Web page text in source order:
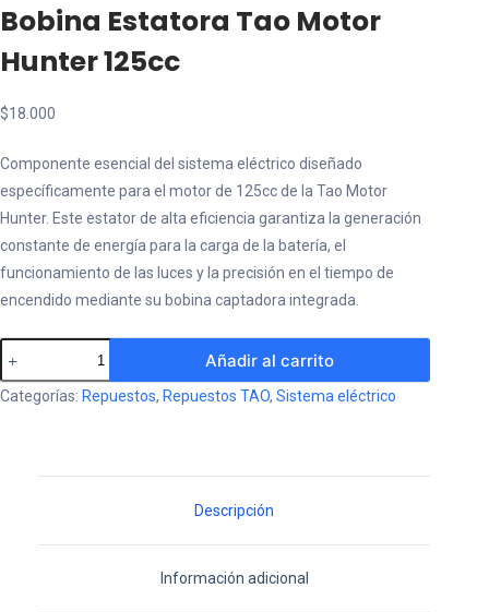
Bobina Estatora Tao Motor
Hunter 125cc
$18.000
Componente esencial del sistema eléctrico diseñado
específicamente para el motor de 125cc de la Tao Motor
Hunter. Este estator de alta eficiencia garantiza la generación
constante de energía para la carga de la batería, el
funcionamiento de las luces y la precisión en el tiempo de
encendido mediante su bobina captadora integrada.
Estatora
Añadir al carrito
Categorías: Repuestos, Repuestos TAO, Sistema eléctrico
Descripción
Información adicional